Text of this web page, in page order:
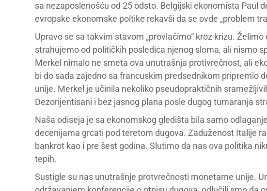
sa nezaposlenošću od 25 odsto. Belgijski ekonomista Paul
evropske ekonomske poltike rekavši da se ovde „problem
Upravo se sa takvim stavom „provlačimo“ kroz krizu.
strahujemo od političkih posledica njenog sloma, ali nismo
Merkel nimalo ne smeta ova unutrašnja protivrečnost, ali
bi do sada zajedno sa francuskim predsednikom pripremio
unije. Merkel je učinila nekoliko pseudopraktičnih
Dezorijentisani i bez jasnog plana posle dugog tumaranja
Naša odiseja je sa ekonomskog gledišta bila samo
decenijama grcati pod teretom dugova. Zaduženost Italije
bankrot kao i pre šest godina. Slutimo da nas ova politika
tepih.
Sustigle su nas unutrašnje protvrečnosti monetarne unije.